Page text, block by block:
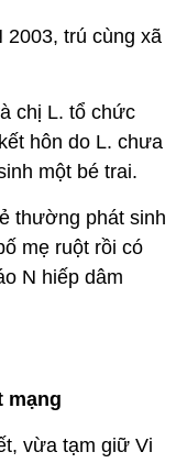
2003, trú cùng xã
chị L. tổ chức
hôn do L. chưa
một bé trai.
thường phát sinh
mẹ ruột rồi có
N hiếp dâm
mạng
vừa tạm giữ Vi